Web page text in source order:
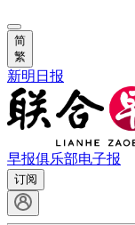
简
繁
新明日报
早报俱乐部电子报
订阅